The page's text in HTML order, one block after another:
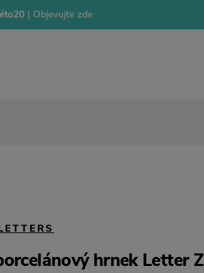
| Objevujte zde
hrnek Letter Z